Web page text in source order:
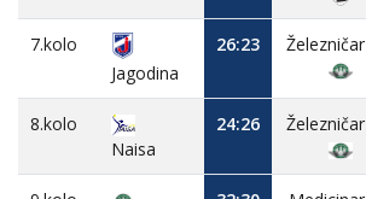
7.kolo
Jagodina
26:23 Železničar
8.kolo
Naisa
24:26 Železničar